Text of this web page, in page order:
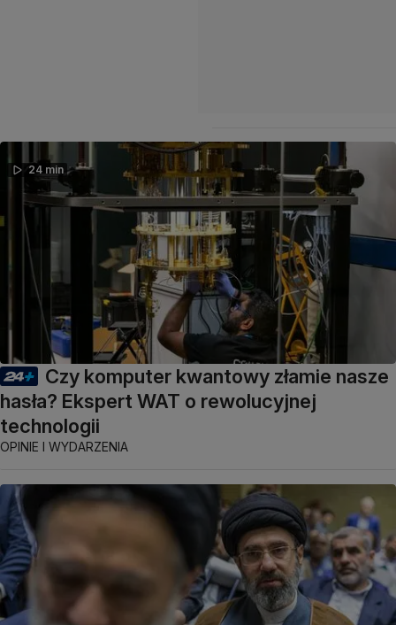
24 min
Czy komputer kwantowy złamie nasze
hasła? Ekspert WAT o rewolucyjnej
technologii
OPINIE I WYDARZENIA